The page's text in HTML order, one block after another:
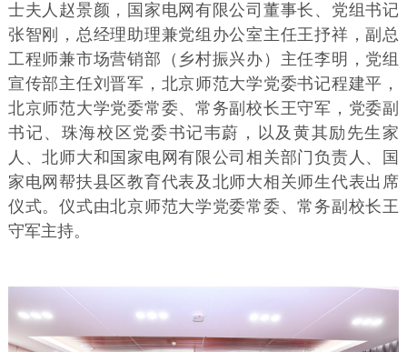
士夫人赵景颜，国家电网有限公司董事长、党组书记
张智刚，总经理助理兼党组办公室主任王抒祥，副总
工程师兼市场营销部（乡村振兴办）主任李明，党组
宣传部主任刘晋军，北京师范大学党委书记程建平，
北京师范大学党委常委、常务副校长王守军，党委副
书记、珠海校区党委书记韦蔚，以及黄其励先生家
人、北师大和国家电网有限公司相关部门负责人、国
家电网帮扶县区教育代表及北师大相关师生代表出席
仪式。仪式由北京师范大学党委常委、常务副校长王
守军主持。